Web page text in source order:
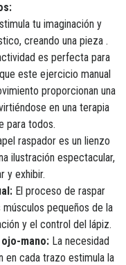
tu imaginación y
creando una pieza .
es perfecta para
este ejercicio manual
proporcionan una
en una terapia
para todos.
raspador es un lienzo
ilustración espectacular,
y exhibir.
El proceso de raspar
pequeños de la
y el control del lápiz.
mano:La necesidad
en cada trazo estimula la